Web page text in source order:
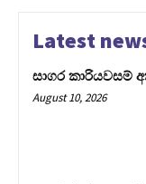
Latest
සාගර කාරියවසම්
August 10, 2026